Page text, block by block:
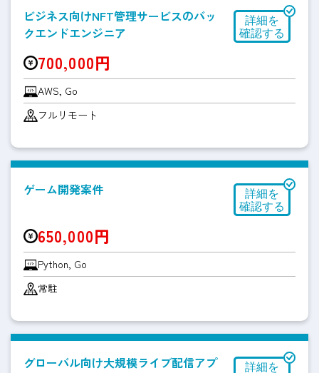
ビジネス向けNFT管理サービスのバッ
クエンドエンジニア
700,000円
AWS, Go
フルリモート
ゲーム開発案件
650,000円
Python, Go
常駐
グローバル向け大規模ライブ配信アプ